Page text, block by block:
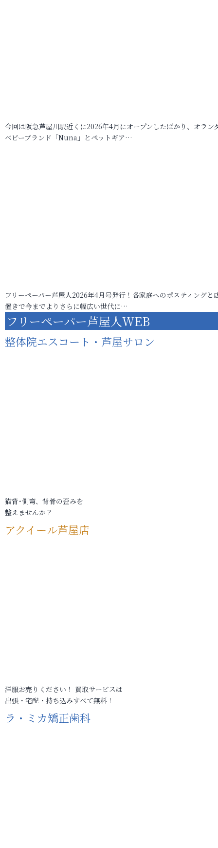
今回は阪急芦屋川駅近くに2026年4月にオープンしたばかり、オラン
ベビーブランド「Nuna」とペットギア…
フリーペーパー芦屋人2026年4月号発行！各家庭へのポスティングと
置きで今までよりさらに幅広い世代に…
フリーペーパー芦屋人WEB
整体院エスコート・芦屋サロン
猫背･側弯、背骨の歪みを
整えませんか？
アクイール芦屋店
洋服お売りください！ 買取サービスは
出張・宅配・持ち込みすべて無料！
ラ・ミカ矯正歯科